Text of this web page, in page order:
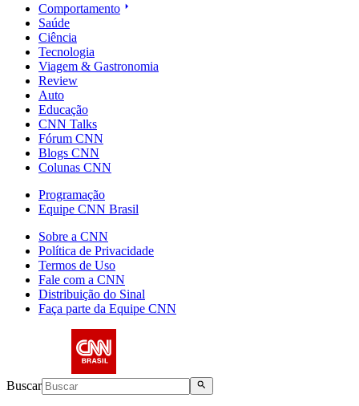
Comportamento
Saúde
Ciência
Tecnologia
Viagem & Gastronomia
Review
Auto
Educação
CNN Talks
Fórum CNN
Blogs CNN
Colunas CNN
Programação
Equipe CNN Brasil
Sobre a CNN
Política de Privacidade
Termos de Uso
Fale com a CNN
Distribuição do Sinal
Faça parte da Equipe CNN
Buscar